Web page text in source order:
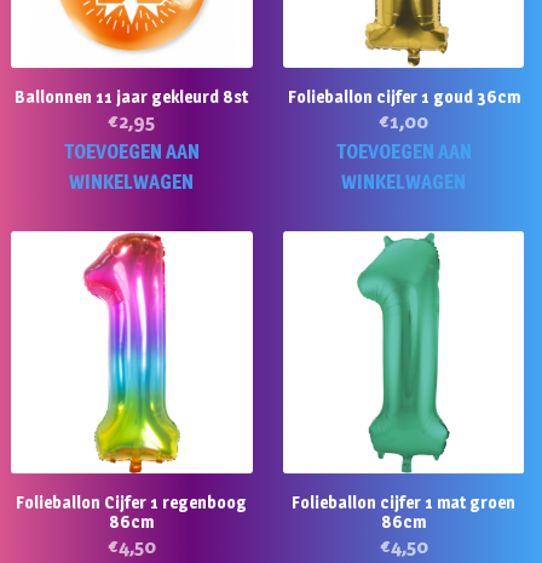
Ballonnen 11 jaar gekleurd 8st
€2,95
TOEVOEGEN AAN
WINKELWAGEN
Folieballon cijfer 1 goud 36cm
€1,00
TOEVOEGEN AAN
WINKELWAGEN
Folieballon Cijfer 1 regenboog
86cm
€4,50
Folieballon cijfer 1 mat groen
86cm
€4,50